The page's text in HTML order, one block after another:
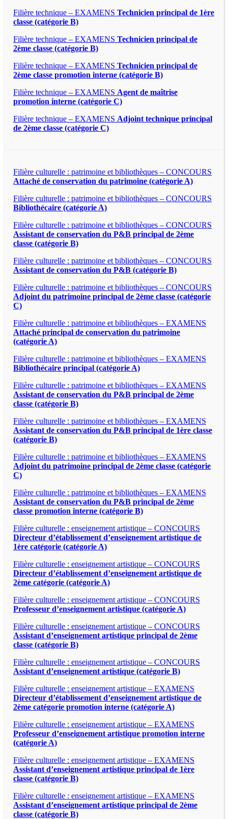
Filière technique – EXAMENS Technicien principal de 1ère
classe (catégorie B)
Filière technique – EXAMENS Technicien principal de
2ème classe (catégorie B)
Filière technique – EXAMENS Technicien principal de
2ème classe promotion interne (catégorie B)
Filière technique – EXAMENS Agent de maîtrise
promotion interne (catégorie C)
Filière technique – EXAMENS Adjoint technique principal
de 2ème classe (catégorie C)
Filière culturelle : patrimoine et bibliothèques – CONCOURS
Attaché de conservation du patrimoine (catégorie A)
Filière culturelle : patrimoine et bibliothèques – CONCOURS
Bibliothécaire (catégorie A)
Filière culturelle : patrimoine et bibliothèques – CONCOURS
Assistant de conservation du P&B principal de 2ème
classe (catégorie B)
Filière culturelle : patrimoine et bibliothèques – CONCOURS
Assistant de conservation du P&B (catégorie B)
Filière culturelle : patrimoine et bibliothèques – CONCOURS
Adjoint du patrimoine principal de 2ème classe (catégorie
C)
Filière culturelle : patrimoine et bibliothèques – EXAMENS
Attaché principal de conservation du patrimoine
(catégorie A)
Filière culturelle : patrimoine et bibliothèques – EXAMENS
Bibliothécaire principal (catégorie A)
Filière culturelle : patrimoine et bibliothèques – EXAMENS
Assistant de conservation du P&B principal de 2ème
classe (catégorie B)
Filière culturelle : patrimoine et bibliothèques – EXAMENS
Assistant de conservation du P&B principal de 1ère classe
(catégorie B)
Filière culturelle : patrimoine et bibliothèques – EXAMENS
Adjoint du patrimoine principal de 2ème classe (catégorie
C)
Filière culturelle : patrimoine et bibliothèques – EXAMENS
Assistant de conservation du P&B principal de 2ème
classe promotion interne (catégorie B)
Filière culturelle : enseignement artistique – CONCOURS
Directeur d’établissement d’enseignement artistique de
1ère catégorie (catégorie A)
Filière culturelle : enseignement artistique – CONCOURS
Directeur d’établissement d’enseignement artistique de
2ème catégorie (catégorie A)
Filière culturelle : enseignement artistique – CONCOURS
Professeur d’enseignement artistique (catégorie A)
Filière culturelle : enseignement artistique – CONCOURS
Assistant d’enseignement artistique principal de 2ème
classe (catégorie B)
Filière culturelle : enseignement artistique – CONCOURS
Assistant d’enseignement artistique (catégorie B)
Filière culturelle : enseignement artistique – EXAMENS
Directeur d’établissement d’enseignement artistique de
2ème catégorie promotion interne (catégorie A)
Filière culturelle : enseignement artistique – EXAMENS
Professeur d’enseignement artistique promotion interne
(catégorie A)
Filière culturelle : enseignement artistique – EXAMENS
Assistant d’enseignement artistique principal de 1ère
classe (catégorie B)
Filière culturelle : enseignement artistique – EXAMENS
Assistant d’enseignement artistique principal de 2ème
classe (catégorie B)